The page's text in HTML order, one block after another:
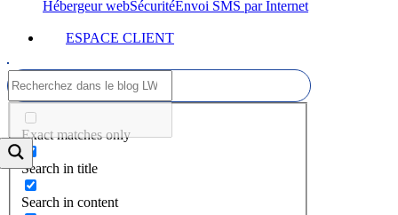
Hébergeur webSécuritéEnvoi SMS par Internet
ESPACE CLIENT
Exact matches only
Search in title
Search in content